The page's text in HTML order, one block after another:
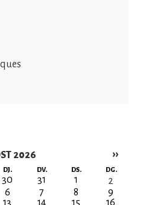
2026 ››
DJ. DV. DS. DG.
30 31 1
2
6 7 8
9
13 14 15
16